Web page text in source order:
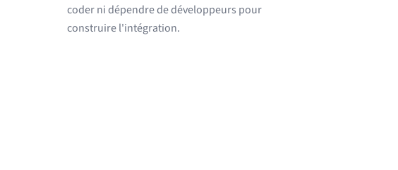
coder ni dépendre de développeurs pour
construire l'intégration.